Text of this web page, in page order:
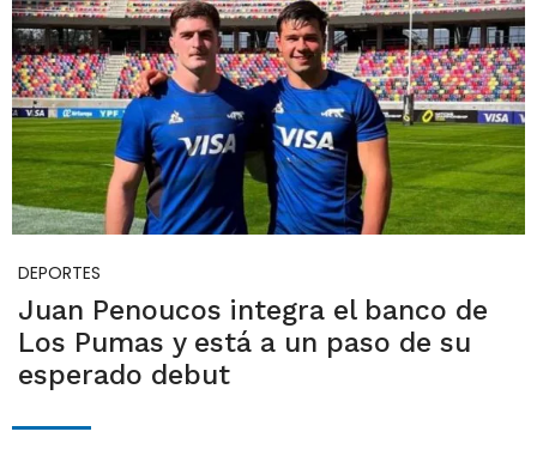
DEPORTES
Juan Penoucos integra el banco de
Los Pumas y está a un paso de su
esperado debut